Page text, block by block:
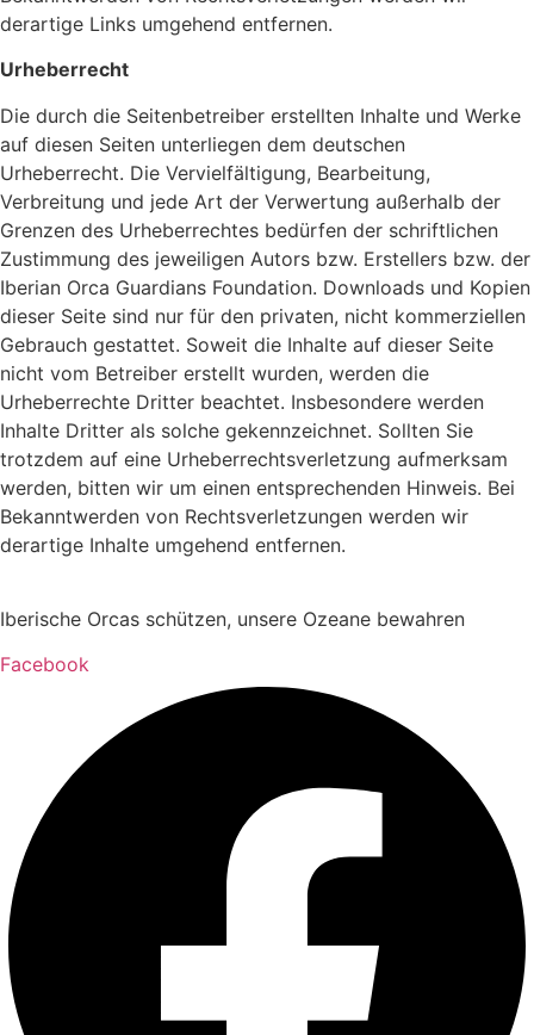
derartige Links umgehend entfernen.
Urheberrecht
Die durch die Seitenbetreiber erstellten Inhalte und Werke
auf diesen Seiten unterliegen dem deutschen
Urheberrecht. Die Vervielfältigung, Bearbeitung,
Verbreitung und jede Art der Verwertung außerhalb der
Grenzen des Urheberrechtes bedürfen der schriftlichen
Zustimmung des jeweiligen Autors bzw. Erstellers bzw. der
Iberian Orca Guardians Foundation. Downloads und Kopien
dieser Seite sind nur für den privaten, nicht kommerziellen
Gebrauch gestattet. Soweit die Inhalte auf dieser Seite
nicht vom Betreiber erstellt wurden, werden die
Urheberrechte Dritter beachtet. Insbesondere werden
Inhalte Dritter als solche gekennzeichnet. Sollten Sie
trotzdem auf eine Urheberrechtsverletzung aufmerksam
werden, bitten wir um einen entsprechenden Hinweis. Bei
Bekanntwerden von Rechtsverletzungen werden wir
derartige Inhalte umgehend entfernen.
Iberische Orcas schützen, unsere Ozeane bewahren
Facebook